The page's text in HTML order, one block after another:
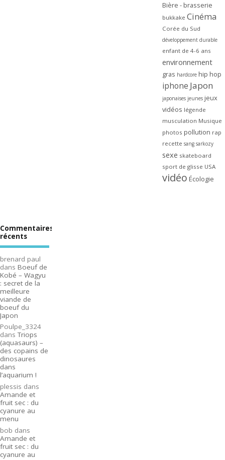
Bière - brasserie
bukkake Cinéma
Corée du Sud
développement durable
enfant de 4-6 ans
environnement
gras hardcore hip hop
iphone Japon
japonaises jeunes jeux
vidéos légende
musculation Musique
photos pollution rap
recette sang sarkozy
sexe skateboard
sport de glisse USA
vidéo Écologie
Commentaires
récents
brenard paul
dans Boeuf de
Kobé – Wagyu
: secret de la
meilleure
viande de
boeuf du
Japon
Poulpe_3324
dansTriops
(aquasaurs) –
des copains de
dinosaures
dans
l’aquarium !
plessis dans
Amande et
fruit sec : du
cyanure au
menu
bob dans
Amande et
fruit sec : du
cyanure au